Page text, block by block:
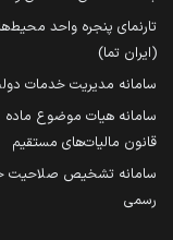
تارنمای پنجره واحد
(ایران تما)
سامانه مدیریت خدمات
قانون مالیات‌های مستقیم
سامانه تشخیص صلاحیت
رسمی